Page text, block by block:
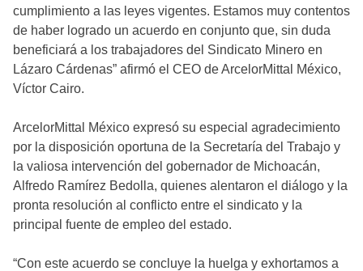
cumplimiento a las leyes vigentes. Estamos muy contentos
de haber logrado un acuerdo en conjunto que, sin duda
beneficiará a los trabajadores del Sindicato Minero en
Lázaro Cárdenas” afirmó el CEO de ArcelorMittal México,
Víctor Cairo.
ArcelorMittal México expresó su especial agradecimiento
por la disposición oportuna de la Secretaría del Trabajo y
la valiosa intervención del gobernador de Michoacán,
Alfredo Ramírez Bedolla, quienes alentaron el diálogo y la
pronta resolución al conflicto entre el sindicato y la
principal fuente de empleo del estado.
“Con este acuerdo se concluye la huelga y exhortamos a